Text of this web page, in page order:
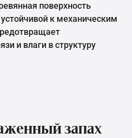
поверхность
к механическим
и влаги в структуру
запах